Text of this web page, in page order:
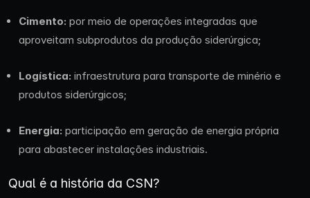
Cimento: por meio de operações integradas que
aproveitam subprodutos da produção siderúrgica;
Logística: infraestrutura para transporte de minério e
produtos siderúrgicos;
Energia: participação em geração de energia própria
para abastecer instalações industriais.
Qual é a história da CSN?